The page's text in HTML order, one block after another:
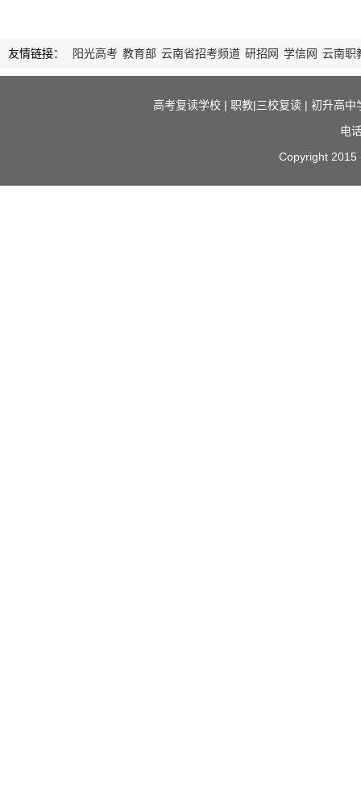
友情链接： 阳光高考 教育部 云南省招考频道 研招网 学信网 云南职
高考复读学校| 职教|三校复读| 初升高中
电
Copyright